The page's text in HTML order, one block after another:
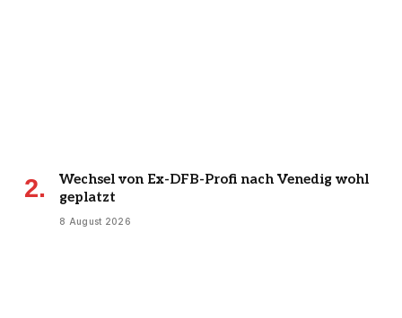
Wechsel von Ex-DFB-Profi nach Venedig wohl
geplatzt
8 August 2026